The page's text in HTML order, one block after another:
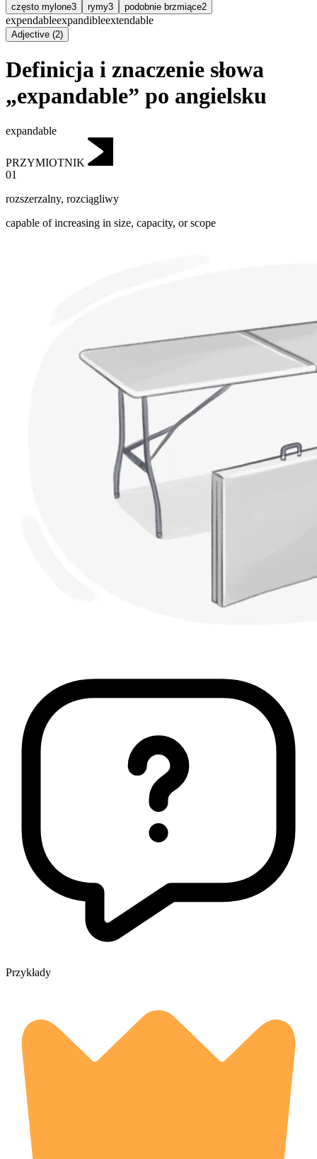
często mylone3 rymy3 podobnie brzmiące2
expendableexpandibleextendable
Adjective (2)
Definicja i znaczenie słowa
„expandable” po angielsku
expandable
PRZYMIOTNIK
01
rozszerzalny, rozciągliwy
capable of increasing in size, capacity, or scope
Przykłady